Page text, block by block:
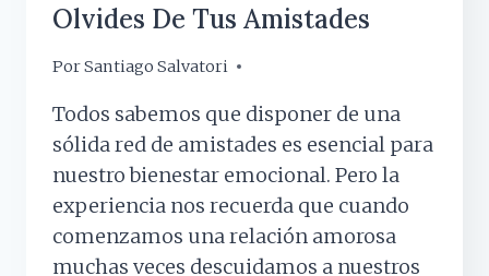
Olvides De Tus Amistades
PorSantiago Salvatori
26 febrero, 2019
Todos sabemos que disponer de una
sólida red de amistades es esencial para
nuestro bienestar emocional. Pero la
experiencia nos recuerda que cuando
comenzamos una relación amorosa
muchas veces descuidamos a nuestros